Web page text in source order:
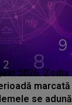
2026. Zodia
marcată
se adună